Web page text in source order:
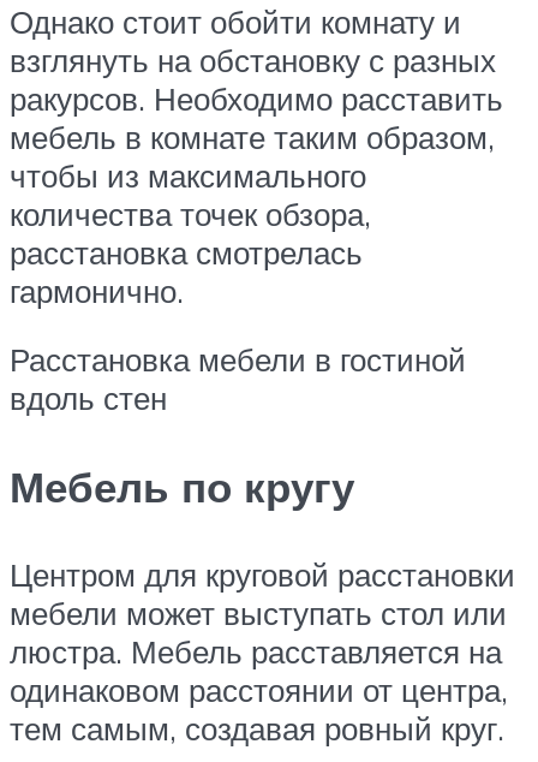
Однако стоит обойти комнату и
взглянуть на обстановку с разных
ракурсов. Необходимо расставить
мебель в комнате таким образом,
чтобы из максимального
количества точек обзора,
расстановка смотрелась
гармонично.
Расстановка мебели в гостиной
вдоль стен
Мебель по кругу
Центром для круговой расстановки
мебели может выступать стол или
люстра. Мебель расставляется на
одинаковом расстоянии от центра,
тем самым, создавая ровный круг.